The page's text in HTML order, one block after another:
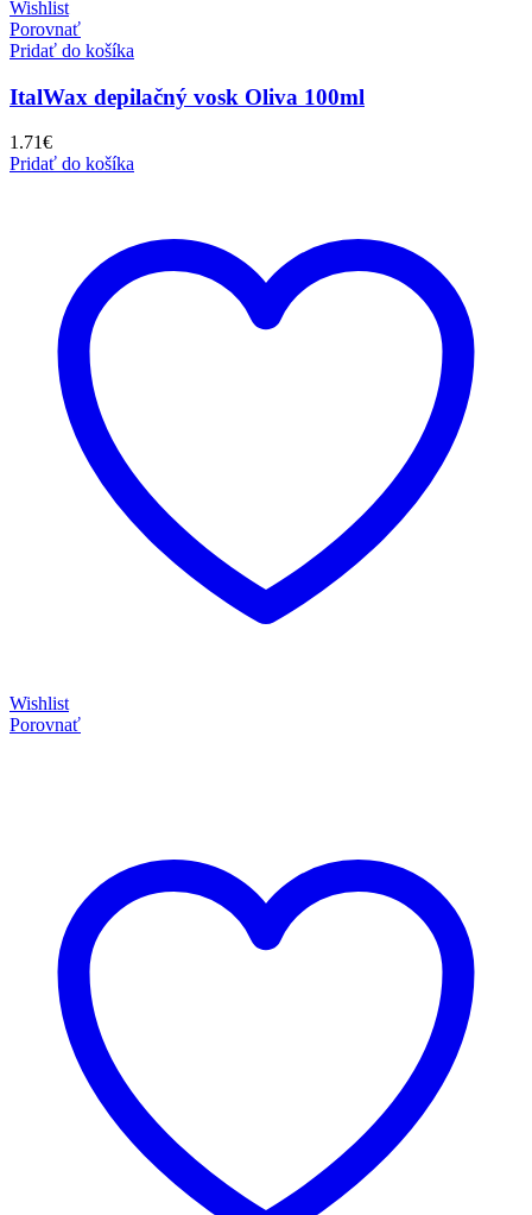
Wishlist
Porovnať
Pridať do košíka
ItalWax depilačný vosk Oliva 100ml
1.71€
Pridať do košíka
Wishlist
Porovnať